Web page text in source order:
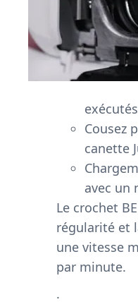
Cousez
canette
avec un
Le crochet
régularité et
une vitesse
par minute.
.